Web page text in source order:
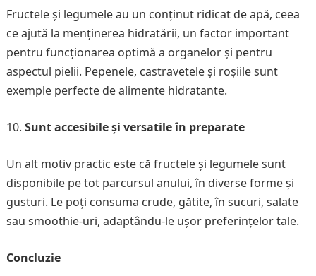
Fructele și legumele au un conținut ridicat de apă, ceea
ce ajută la menținerea hidratării, un factor important
pentru funcționarea optimă a organelor și pentru
aspectul pielii. Pepenele, castravetele și roșiile sunt
exemple perfecte de alimente hidratante.
Sunt accesibile și versatile în preparate
Un alt motiv practic este că fructele și legumele sunt
disponibile pe tot parcursul anului, în diverse forme și
gusturi. Le poți consuma crude, gătite, în sucuri, salate
sau smoothie-uri, adaptându-le ușor preferințelor tale.
Concluzie